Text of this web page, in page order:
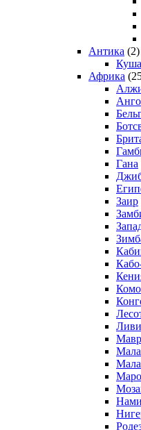
Антика (2)
Африка
Гана
Заир